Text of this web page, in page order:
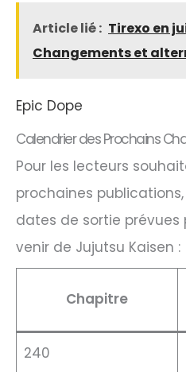
Article lié : Tirexo en
Changements et
Epic Dope
Calendrier des Prochains
Pour les lecteurs
prochaines
dates de sortie prévues
venir de Jujutsu Kaisen :
Chapitre
240